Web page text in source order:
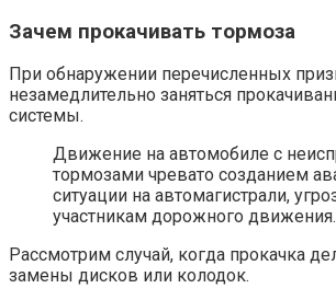
Зачем прокачивать тормоза
При обнаружении перечисленных
незамедлительно заняться
системы.
Движение на автомобиле с
тормозами чревато созданием
ситуации на автомагистрали,
участникам дорожного движения.
Рассмотрим случай, когда прокачка
замены дисков или колодок.